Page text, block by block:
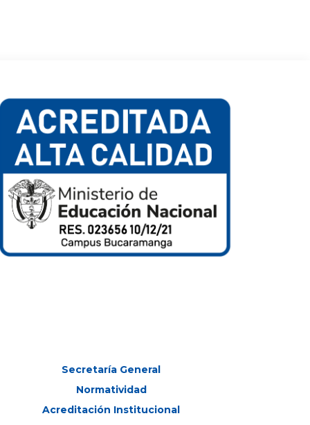
Secretaría General
Normatividad
Acreditación Institucional